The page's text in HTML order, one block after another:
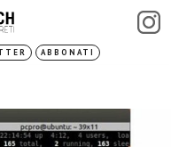
ABBONATI